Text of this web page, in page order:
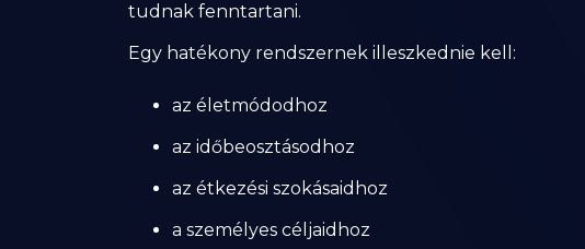
tudnak fenntartani.
Egy hatékony rendszernek illeszkednie kell:
az életmódodhoz
az időbeosztásodhoz
az étkezési szokásaidhoz
a személyes céljaidhoz